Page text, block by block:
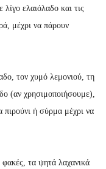
ελαιόλαδο και τις
μέχρι να πάρουν
τον χυμό λεμονιού, τη
(αν χρησιμοποιήσουμε),
πιρούνι ή σύρμα μέχρι να
τα ψητά λαχανικά